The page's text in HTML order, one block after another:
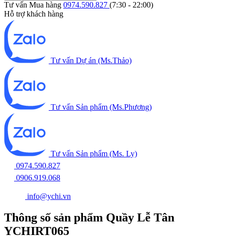
Tư vấn Mua hàng 0974.590.827 (7:30 - 22:00)
Hỗ trợ khách hàng
Tư vấn Dự án (Ms.Thảo)
Tư vấn Sản phẩm (Ms.Phương)
Tư vấn Sản phẩm (Ms. Ly)
0974.590.827
0906.919.068
info@ychi.vn
Thông số sản phẩm Quầy Lễ Tân
YCHIRT065